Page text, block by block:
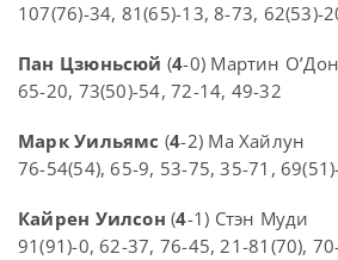
107(76)-34, 81(65)-13, 8-73, 62(53)-
Пан Цзюньсюй (4-0) Мартин
65-20, 73(50)-54, 72-14, 49-32
Марк Уильямс (4-2) Ма Хайлун
76-54(54), 65-9, 53-75, 35-71,
Кайрен Уилсон (4-1) Стэн Муди
91(91)-0, 62-37, 76-45, 21-81(70),